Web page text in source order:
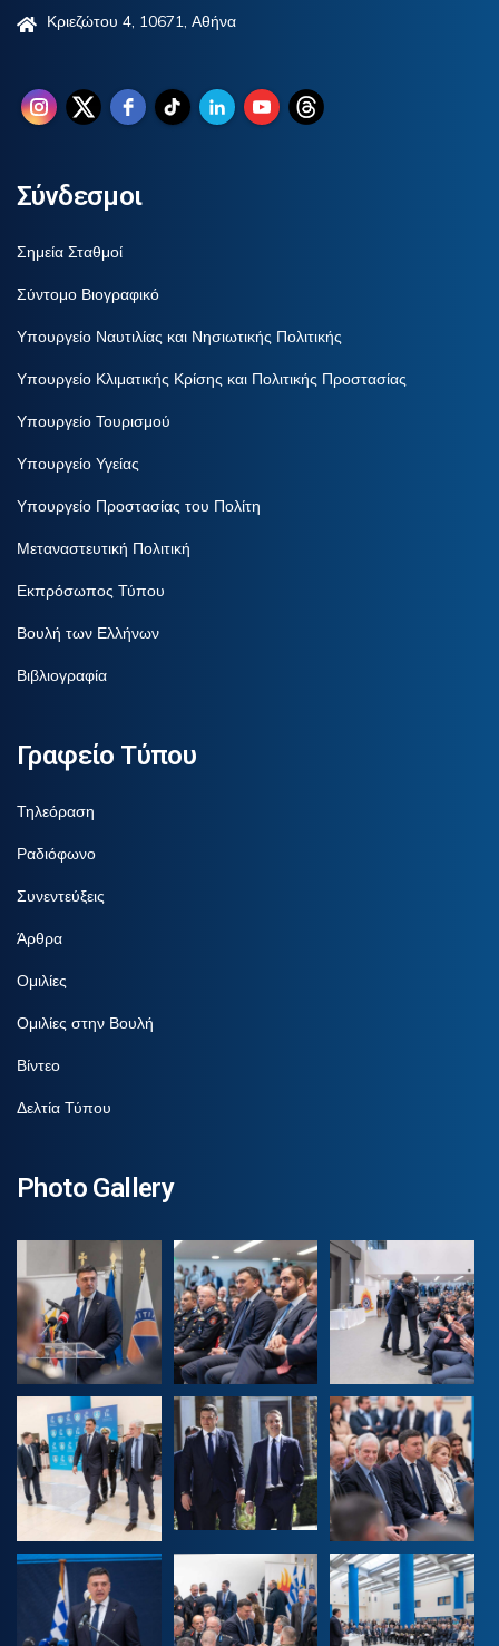
Κριεζώτου 4, 10671, Αθήνα
Σύνδεσμοι
Σημεία Σταθμοί
Σύντομο Βιογραφικό
Υπουργείο Ναυτιλίας και Νησιωτικής Πολιτικής
Υπουργείο Κλιματικής Κρίσης και Πολιτικής Προστασίας
Υπουργείο Τουρισμού
Υπουργείο Υγείας
Υπουργείο Προστασίας του Πολίτη
Μεταναστευτική Πολιτική
Εκπρόσωπος Τύπου
Βουλή των Ελλήνων
Βιβλιογραφία
Γραφείο Τύπου
Τηλεόραση
Ραδιόφωνο
Συνεντεύξεις
Άρθρα
Ομιλίες
Ομιλίες στην Βουλή
Βίντεο
Δελτία Τύπου
Photo Gallery